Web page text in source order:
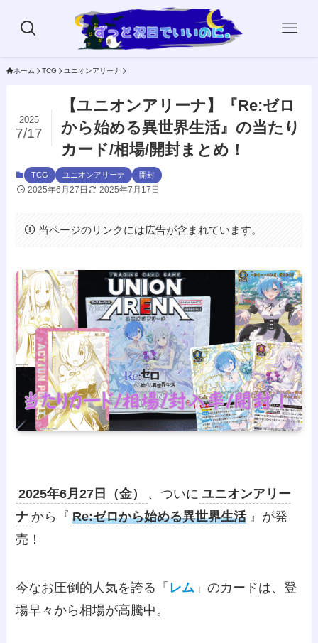
ホーム TCG ユニオンアリーナ
【ユニオンアリーナ】『Re:ゼロ
から始める異世界生活』の当たり
カード/相場/開封まとめ！
2025
7/17
TCG ユニオンアリーナ 開封
2025年6月27日 2025年7月17日
当ページのリンクには広告が含まれています。
2025年6月27日（金） 、ついに ユニオンアリー
ナ から『 Re:ゼロから始める異世界生活 』が発
売！
今なお圧倒的人気を誇る「 レム 」のカードは、登
場早々から相場が高騰中。